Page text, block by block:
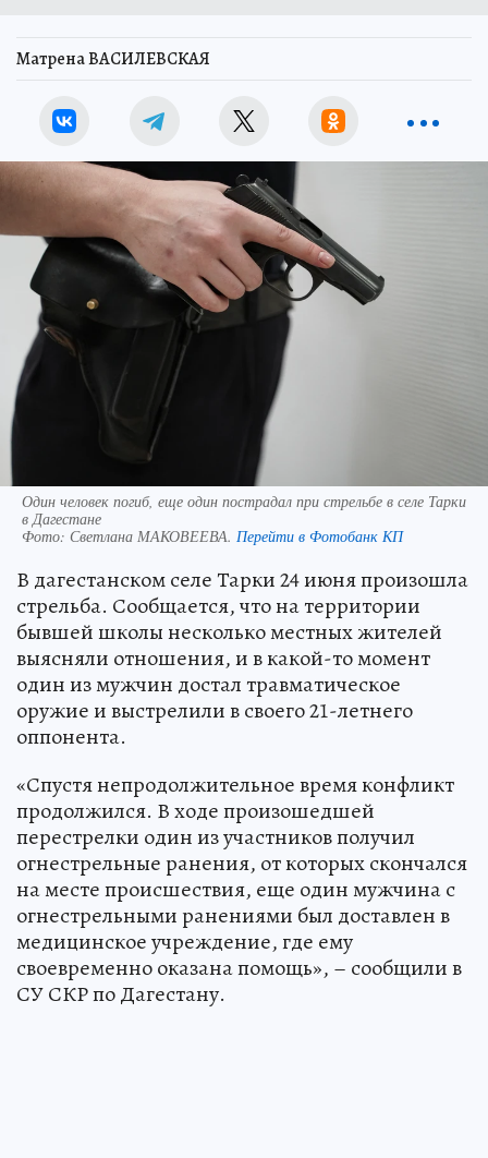
Матрена ВАСИЛЕВСКАЯ
Один человек погиб, еще один пострадал при стрельбе в селе Тарки
в Дагестане
Фото: Светлана МАКОВЕЕВА. Перейти в Фотобанк КП
В дагестанском селе Тарки 24 июня произошла
стрельба. Сообщается, что на территории
бывшей школы несколько местных жителей
выясняли отношения, и в какой-то момент
один из мужчин достал травматическое
оружие и выстрелили в своего 21-летнего
оппонента.
«Спустя непродолжительное время конфликт
продолжился. В ходе произошедшей
перестрелки один из участников получил
огнестрельные ранения, от которых скончался
на месте происшествия, еще один мужчина с
огнестрельными ранениями был доставлен в
медицинское учреждение, где ему
своевременно оказана помощь», – сообщили в
СУ СКР по Дагестану.